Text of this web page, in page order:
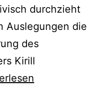
durchzieht
Auslegungen die
des
Kirill